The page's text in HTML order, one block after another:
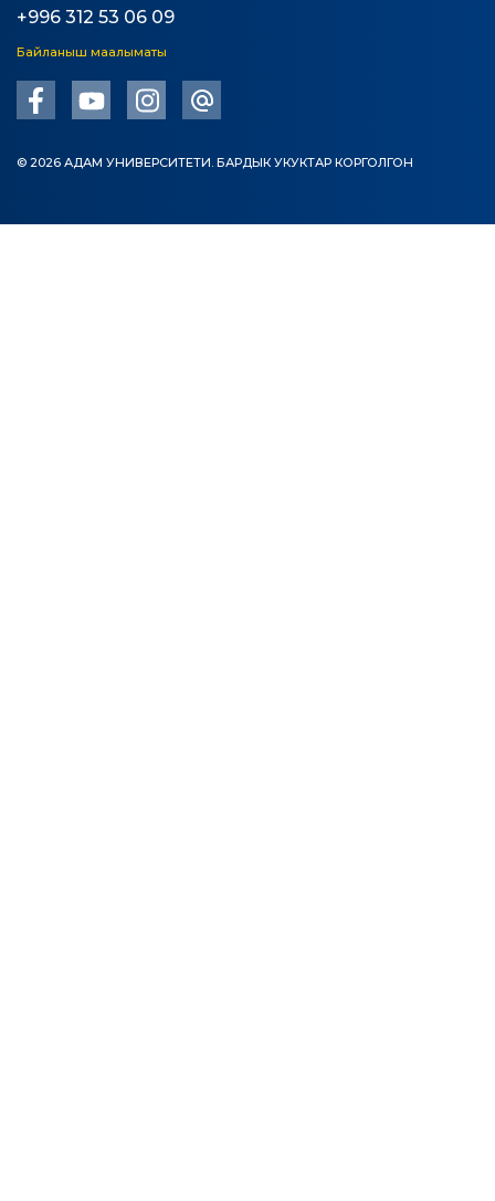
+996 312 53 06 09
Байланыш маалыматы
© 2026 АДАМ УНИВЕРСИТЕТИ. БАРДЫК УКУКТАР КОРГОЛГОН